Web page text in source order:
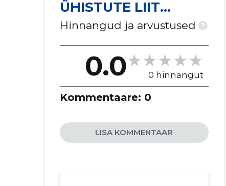
ÜHISTUTE LIIT
TRUMMITRASSID
MTÜ
Hinnangud ja arvustused ?
0.0 0 hinnangut
Kommentaare: 0
LISA KOMMENTAAR